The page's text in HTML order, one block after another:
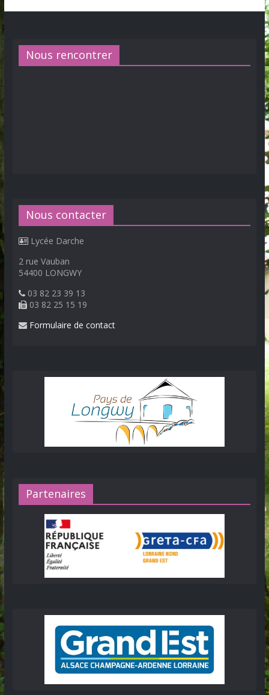
Nous rencontrer
Nous contacter
Lycée Darche
2 rue Vauban
54400 LONGWY
03 82 23 39 13
03 82 25 15 19
Formulaire de contact
Partenaires